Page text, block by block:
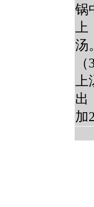
锅
上
汤。
上
出
加